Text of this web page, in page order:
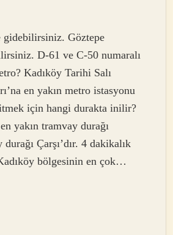
gidebilirsiniz. Göztepe
D-61 ve C-50 numaralı
Kadıköy Tarihi Salı
en yakın metro istasyonu
için hangi durakta inilir?
yakın tramvay durağı
Çarşı’dır. 4 dakikalık
bölgesinin en çok…